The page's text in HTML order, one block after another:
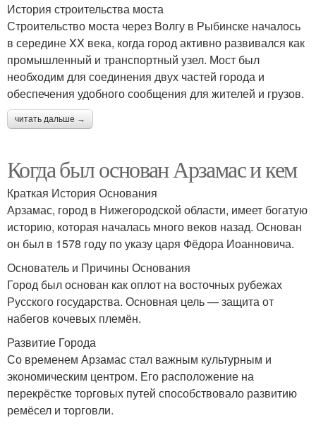
История строительства моста
Строительство моста через Волгу в Рыбинске началось
в середине XX века, когда город активно развивался как
промышленный и транспортный узел. Мост был
необходим для соединения двух частей города и
обеспечения удобного сообщения для жителей и грузов.
читать дальше →
Когда был основан Арзамас и кем
Краткая История Основания
Арзамас, город в Нижегородской области, имеет богатую
историю, которая началась много веков назад. Основан
он был в 1578 году по указу царя Фёдора Иоанновича.
Основатель и Причины Основания
Город был основан как оплот на восточных рубежах
Русского государства. Основная цель — защита от
набегов кочевых племён.
Развитие Города
Со временем Арзамас стал важным культурным и
экономическим центром. Его расположение на
перекрёстке торговых путей способствовало развитию
ремёсел и торговли.